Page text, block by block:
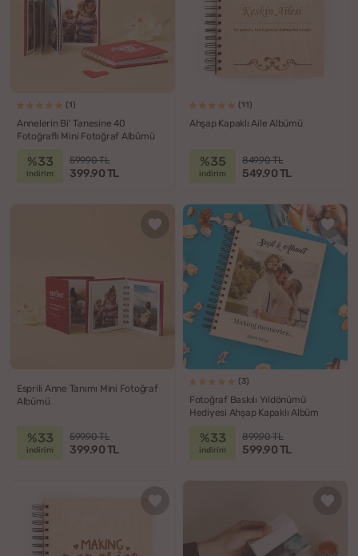
(1)
Annelerin Bi' Tanesine 40
Fotoğraflı Mini Fotoğraf Albümü
%33
indirim
599.90 TL
399.90 TL
(11)
Ahşap Kapaklı Aile Albümü
%35
indirim
849.90 TL
549.90 TL
Esprili Anne Tanımı Mini Fotoğraf
Albümü
%33
indirim
599.90 TL
399.90 TL
(3)
Fotoğraf Baskılı Yıldönümü
Hediyesi Ahşap Kapaklı Albüm
%33
indirim
899.90 TL
599.90 TL